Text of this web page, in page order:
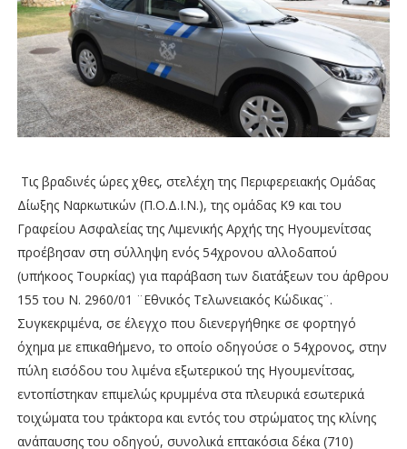
Τις βραδινές ώρες χθες, στελέχη της Περιφερειακής Ομάδας
Δίωξης Ναρκωτικών (Π.Ο.Δ.Ι.Ν.), της ομάδας Κ9 και του
Γραφείου Ασφαλείας της Λιμενικής Αρχής της Ηγουμενίτσας
προέβησαν στη σύλληψη ενός 54χρονου αλλοδαπού
(υπήκοος Τουρκίας) για παράβαση των διατάξεων του άρθρου
155 του Ν. 2960/01 ¨Εθνικός Τελωνειακός Κώδικας¨.
Συγκεκριμένα, σε έλεγχο που διενεργήθηκε σε φορτηγό
όχημα με επικαθήμενο, το οποίο οδηγούσε ο 54χρονος, στην
πύλη εισόδου του λιμένα εξωτερικού της Ηγουμενίτσας,
εντοπίστηκαν επιμελώς κρυμμένα στα πλευρικά εσωτερικά
τοιχώματα του τράκτορα και εντός του στρώματος της κλίνης
ανάπαυσης του οδηγού, συνολικά επτακόσια δέκα (710)